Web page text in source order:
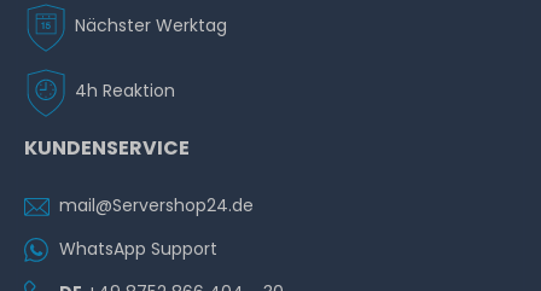
Nächster Werktag
4h Reaktion
KUNDENSERVICE
mail@Servershop24.de
WhatsApp Support